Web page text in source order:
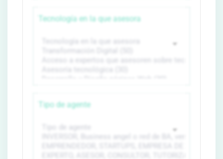
Tecnología en la que asesora
Tipo de agente